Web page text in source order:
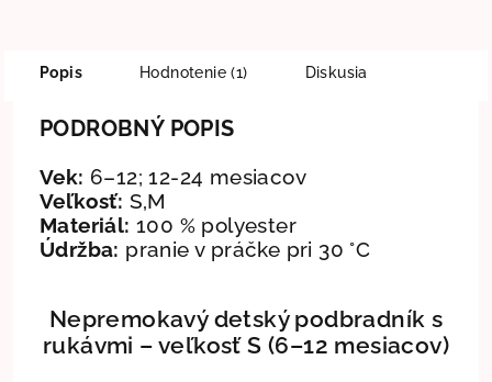
Popis Hodnotenie (1) Diskusia
PODROBNÝ POPIS
Vek: 6–12; 12-24 mesiacov
Veľkosť: S,M
Materiál: 100 % polyester
Údržba: pranie v práčke pri 30 °C
Nepremokavý detský podbradník s
rukávmi – veľkosť S (6–12 mesiacov)